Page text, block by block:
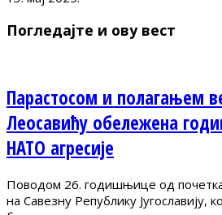
Погледајте и ову вест
Парастосом и полагањем
Леосавићу обележена
НАТО агресије
Поводом 26. годишњице од
на Савезну Републику Југославију,